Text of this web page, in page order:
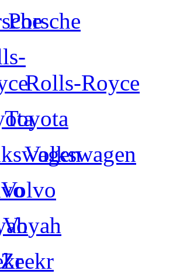
Porsche
Rolls-Royce
Toyota
Volkswagen
Volvo
Voyah
Zeekr